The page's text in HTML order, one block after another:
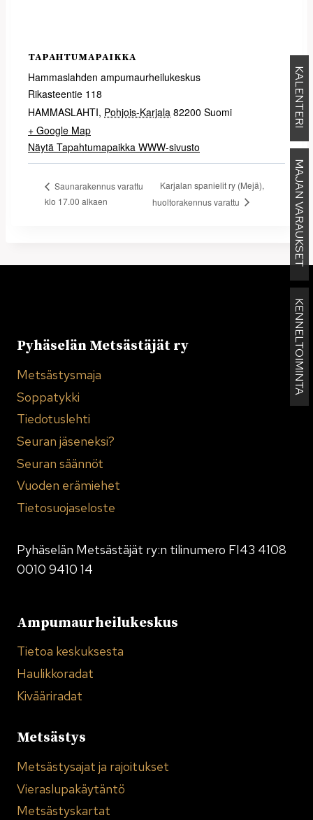
KALENTERI
MAJAN VARAUKSET
KENNELTOIMINTA
TAPAHTUMAPAIKKA
Hammaslahden ampumaurheilukeskus
Rikasteentie 118
HAMMASLAHTI, Pohjois-Karjala 82200 Suomi
+ Google Map
Näytä Tapahtumapaikka WWW-sivusto
Saunarakennus varattu
klo 17.00 alkaen
Karjalan spanielit ry (Mejä),
huoltorakennus varattu
Pyhäselän Metsästäjät ry
Metsästysmaja
Soppatykki
Tiedotuslehti
Seuran jäseneksi?
Seuran säännöt
Vuoden erämiehet
Tietosuojaseloste
Pyhäselän Metsästäjät ry:n tilinumero FI43 4108
0010 9410 14
Ampumaurheilukeskus
Tietoa keskuksesta
Haulikkoradat
Kivääriradat
Metsästys
Metsästysajat ja rajoitukset
Vieraslupakäytäntö
Metsästyskartat